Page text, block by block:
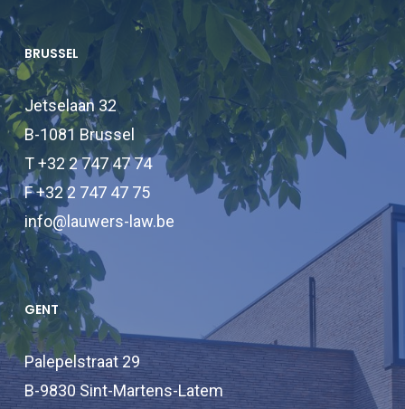
BRUSSEL
Jetselaan 32
B-1081 Brussel
T +32 2 747 47 74
F +32 2 747 47 75
info@lauwers-law.be
GENT
Palepelstraat 29
B-9830 Sint-Martens-Latem